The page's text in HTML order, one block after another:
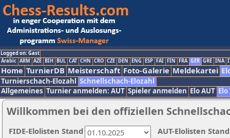
Logged on: Gast
Arabic ARM AZE BIH BUL CAT CHN CRO CZE DEN ENG ESP FAI FIN FRA GER GRE INA
Home TurnierDB Meisterschaft Foto-Galerie Meldekartei
Turnierschach-Elozahl Schnellschach-Elozahl
Allgemeines Turnier anmelden: AUT Spieler anmelden Elo AUT
Willkommen bei den offiziellen
AUT-Elolisten
FIDE-Elolisten Stand